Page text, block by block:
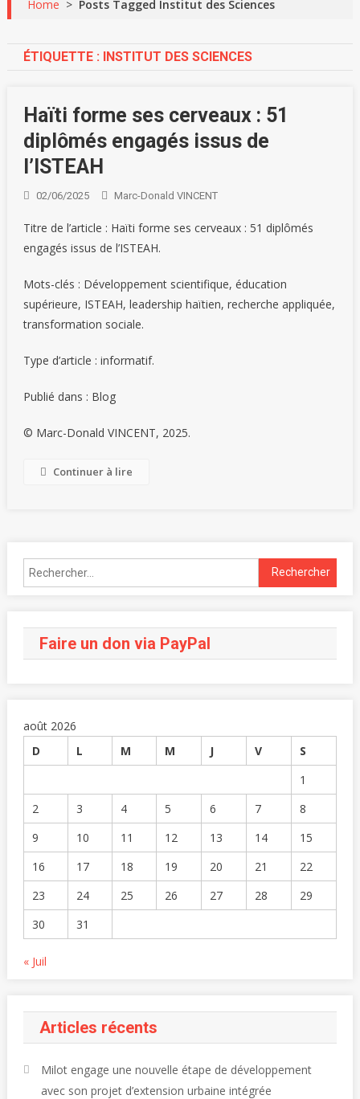
Home > Posts Tagged Institut des Sciences
ÉTIQUETTE : INSTITUT DES SCIENCES
Haïti forme ses cerveaux : 51
diplômés engagés issus de
l’ISTEAH
02/06/2025 Marc-Donald VINCENT
Titre de l’article : Haïti forme ses cerveaux : 51 diplômés
engagés issus de l’ISTEAH.
Mots-clés : Développement scientifique, éducation
supérieure, ISTEAH, leadership haïtien, recherche appliquée,
transformation sociale.
Type d’article : informatif.
Publié dans : Blog
© Marc-Donald VINCENT, 2025.
Continuer à lire
Faire un don via PayPal
août 2026
D
L M M J V
S
1
2
3 4 5 6 7
8
9
10 11 12 13 14
15
16
17 18 19 20 21
22
23
24 25 26 27 28
29
30
31
« Juil
Articles récents
Milot engage une nouvelle étape de développement
avec son projet d’extension urbaine intégrée